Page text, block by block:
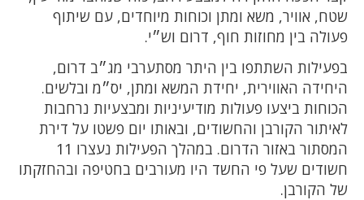
שטח, אוויר, משא ומתן וכוחות מיוחדים, עם שיתוף
פעולה בין מחוזות חוף, דרום וש״י.
בפעילות השתתפו בין היתר מסתערבי מג״ב דרום,
היחידה האווירית, יחידת המשא ומתן, יס״מ ובלשים.
הכוחות ביצעו פעולות מודיעיניות ומבצעיות נרחבות
לאיתור הקורבן והחשודים, ובאותו יום פשטו על דירת
המסתור באזור הדרום. במהלך הפעילות נעצרו 11
חשודים שעל פי החשד היו מעורבים בחטיפה ובהחזקתו
של הקורבן.